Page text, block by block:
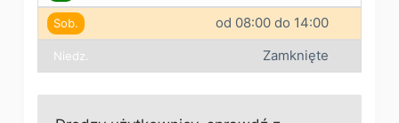
Sob. od 08:00 do 14:00
Niedz. Zamknięte